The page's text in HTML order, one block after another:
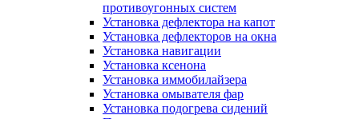
противоугонных систем
Установка дефлектора на капот
Установка дефлекторов на окна
Установка навигации
Установка ксенона
Установка иммобилайзера
Установка омывателя фар
Установка подогрева сидений